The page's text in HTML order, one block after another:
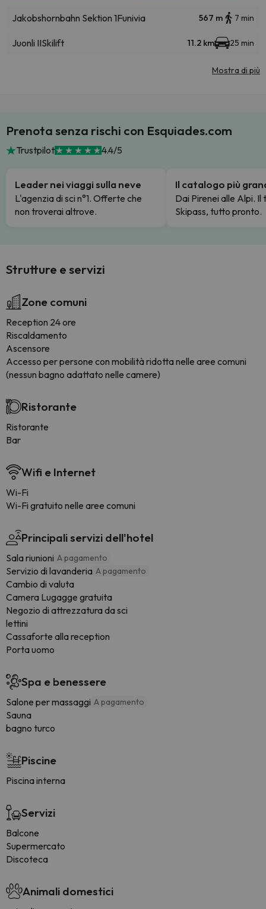
Jakobshornbahn Sektion 1Funivia 567 m 7 min
Juonli IISkilift 11.2 km 25 min
Mostra di più
Prenota senza rischi con Esquiades.com
Trustpilot 4.4/5
Leader nei viaggi sulla neve
L'agenzia di sci n°1. Offerte che
non troverai altrove.
Il catalogo più
Dai Pirenei alle Alpi. Il
Skipass, tutto pronto.
Strutture e servizi
Zone comuni
Reception 24 ore
Riscaldamento
Ascensore
Accesso per persone con mobilità ridotta nelle aree comuni
(nessun bagno adattato nelle camere)
Ristorante
Ristorante
Bar
Wifi e Internet
Wi-Fi
Wi-Fi gratuito nelle aree comuni
Principali servizi dell'hotel
Sala riunioni A pagamento
Servizio di lavanderia A pagamento
Cambio di valuta
Camera Lugagge gratuita
Negozio di attrezzatura da sci
lettini
Cassaforte alla reception
Porta uomo
Spa e benessere
Salone per massaggi A pagamento
Sauna
bagno turco
Piscine
Piscina interna
Servizi
Balcone
Supermercato
Discoteca
Animali domestici